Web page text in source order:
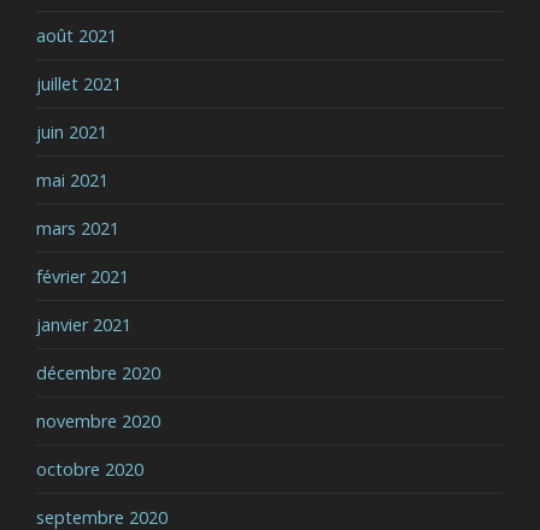
août 2021
juillet 2021
juin 2021
mai 2021
mars 2021
février 2021
janvier 2021
décembre 2020
novembre 2020
octobre 2020
septembre 2020